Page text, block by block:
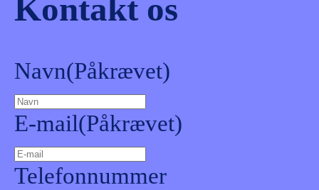
Kontakt os
Navn(Påkrævet)
E-mail(Påkrævet)
Telefonnummer